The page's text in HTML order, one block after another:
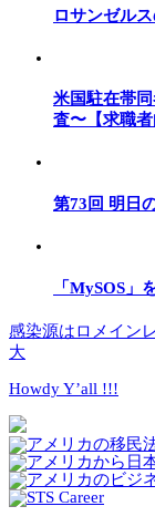
ロサンゼル
米国駐在帯
査〜【求職者
第73回 明日
「MySOS」
感染源はロメイン
大
Howdy Y’all !!!